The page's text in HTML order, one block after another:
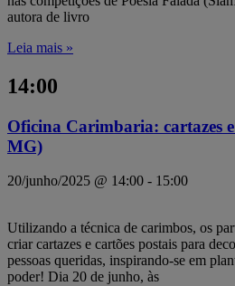
autora de livro
Leia mais »
14:00
Oficina Carimbaria: cartazes
MG)
20/junho/2025 @ 14:00 - 15:00
Utilizando a técnica de carimbos, os
criar cartazes e cartões postais para
pessoas queridas, inspirando-se em
poder! Dia 20 de junho, às